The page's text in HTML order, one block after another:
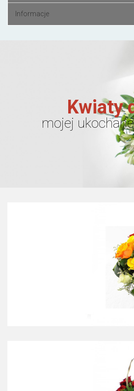
Informacje
Kwiaty
mojej